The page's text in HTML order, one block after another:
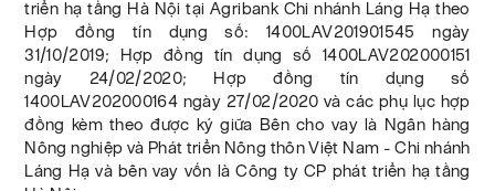
triển hạ tầng Hà Nội tại Agribank Chi nhánh Láng Hạ theo
Hợp đồng tín dụng số: 1400LAV201901545 ngày
31/10/2019; Hợp đồng tín dụng số 1400LAV202000151
ngày 24/02/2020; Hợp đồng tín dụng số
1400LAV202000164 ngày 27/02/2020 và các phụ lục hợp
đồng kèm theo được ký giữa Bên cho vay là Ngân hàng
Nông nghiệp và Phát triển Nông thôn Việt Nam - Chi nhánh
Láng Hạ và bên vay vốn là Công ty CP phát triển hạ tầng